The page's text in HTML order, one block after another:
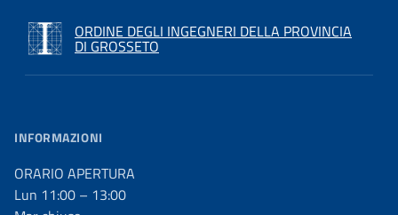
ORDINE DEGLI INGEGNERI DELLA PROVINCIA
DI GROSSETO
INFORMAZIONI
ORARIO APERTURA
Lun 11:00 – 13:00